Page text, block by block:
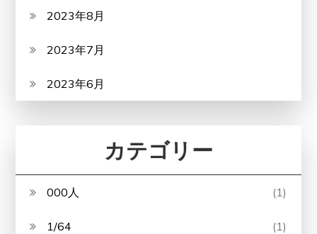
2023年8月
2023年7月
2023年6月
カテゴリー
000人 (1)
1/64 (1)